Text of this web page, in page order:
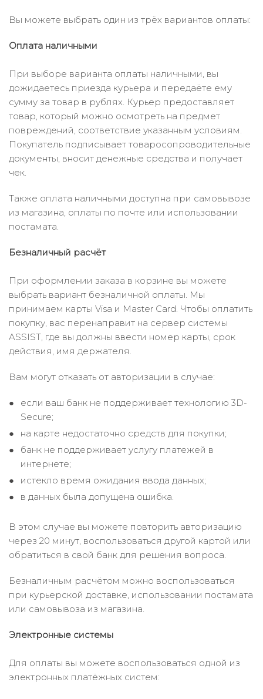
Вы можете выбрать один из трёх вариантов оплаты:
Оплата наличными
При выборе варианта оплаты наличными, вы
дожидаетесь приезда курьера и передаёте ему
сумму за товар в рублях. Курьер предоставляет
товар, который можно осмотреть на предмет
повреждений, соответствие указанным условиям.
Покупатель подписывает товаросопроводительные
документы, вносит денежные средства и получает
чек.
Также оплата наличными доступна при самовывозе
из магазина, оплаты по почте или использовании
постамата.
Безналичный расчёт
При оформлении заказа в корзине вы можете
выбрать вариант безналичной оплаты. Мы
принимаем карты Visa и Master Card. Чтобы оплатить
покупку, вас перенаправит на сервер системы
ASSIST, где вы должны ввести номер карты, срок
действия, имя держателя.
Вам могут отказать от авторизации в случае:
если ваш банк не поддерживает технологию 3D-
Secure;
на карте недостаточно средств для покупки;
банк не поддерживает услугу платежей в
интернете;
истекло время ожидания ввода данных;
в данных была допущена ошибка.
В этом случае вы можете повторить авторизацию
через 20 минут, воспользоваться другой картой или
обратиться в свой банк для решения вопроса.
Безналичным расчётом можно воспользоваться
при курьерской доставке, использовании постамата
или самовывоза из магазина.
Электронные системы
Для оплаты вы можете воспользоваться одной из
электронных платёжных систем: